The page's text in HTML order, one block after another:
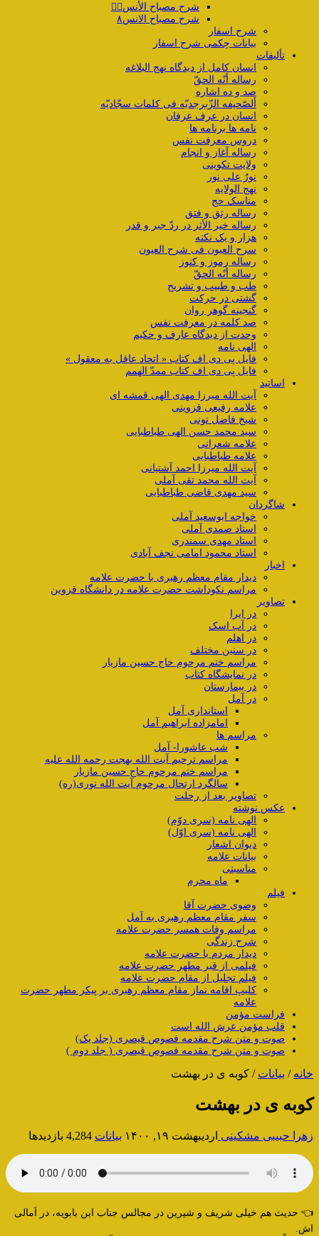
شرح مصباح الأنس۷️⃣
شرح مصباح الانس۸
شرح اسفار
بیانات حِکمی شرح اسفار
تألیفات
انسان کامل از دیدگاه نهج البلاغه
رساله أنّه الحقّ
صد و ده اشاره
ألصّحیفه الزّبرجدیّه فی کلمات سجّادیّه
انسان در عرف عرفان
نامه ها برنامه ها
دروس معرفت نفس
رساله آغاز و انجام
ولایت تکوینی
نورٌ علی نور
نهج الولایه
مناسک حج
رساله رتق و فتق
رساله خیر الأثر در ردّ جبر و قدر
هزار و یک نکته
سرح العیون فی شرح العیون
رساله رموز و کنوز
رساله أنّه الحقّ
طب و طبیب و تشریح
گشتی در حرکت
گنجینه گوهر روان
صد کلمه در معرفت نفس
وحدت از دیدگاه عارف و حکیم
الهی نامه
فایل پی دی اف کتاب « اتحاد عاقل به معقول »
فایل پی دی اف کتاب ممدّ الهمم
اساتید
آیت الله میرزا مهدی الهی قمشه ای
علامه رفیعی قزوینی
شیخ فاضل تونی
سید محمد حسن الهی طباطبایی
علامه شعرانی
علامه طباطبایی
آیت الله میرزا احمد آشتیانی
آیت الله محمد تقی آملی
سید مهدی قاضی طباطبایی
شاگردان
خواجه ابوسعید آملی
استاد صمدی آملی
استاد مهدی سمندری
استاد محمود امامی نجف آبادی
اخبار
دیدار مقام معظم رهبری با حضرت علامه
مراسم نکوداشت حضرت علامه در دانشگاه قزوین
تصاویر
در ایرا
در آب اسک
در اهلم
در سنین مختلف
مراسم ختم مرحوم حاج حسین مازیار
در نمایشگاه کتاب
در بیمارستان
در آمل
استانداری آمل
امامزاده ابراهیم آمل
مراسم ها
شب عاشورا- آمل
مراسم ترحیم آیت الله بهجت رحمه الله علیه
مراسم ختم مرحوم حاج حسین مازیار
سالگرد ارتحال مرحوم آیت الله نوری(ره)
تصاویر بعد از رحلت
عکس نوشته
الهی نامه (سری دوّم)
الهی نامه (سری اوّل)
دیوان اشعار
بیانات علامه
مناسبتی
ماه محرم
فیلم
وضوی حضرت آقا
سفر مقام معظم رهبری به آمل
مراسم وفات همسر حضرت علامه
شرح زندگی
دیدار مردم با حضرت علامه
فیلمی از قبر مطهر حضرت علامه
فیلم تجلیل از مقام حضرت علامه
کلیپ اقامه نماز مقام معظم رهبری بر پیکر مطهر حضرت
علامه
فراست مؤمن
قلب مؤمن عرش الله است
صوت و متن شرح مقدمه فصوص قیصری (جلد یک)
صوت و متن شرح مقدمه فصوص قیصری ( جلد دوم )
خانه / بیانات / کوبه ی در بهشت
کوبه ی در بهشت
زهرا حبیبی مشکینی اردیبهشت ۱۹, ۱۴۰۰ بیانات 4,284 بازدیدها
👈 حدیث هم خیلی شریف و شیرین در مجالس جناب ابن بابویه، در اَمالی
اش.